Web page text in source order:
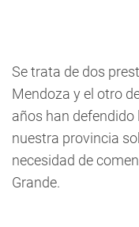
Se trata de dos
Mendoza y el otro
años han
nuestra provincia
necesidad de
Grande.